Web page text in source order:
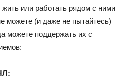
или работать рядом с ними
можете (и даже не пытайтесь)
можете поддержать их с